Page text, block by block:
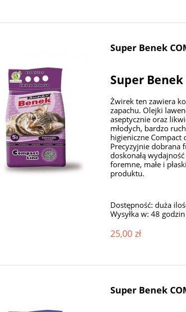
Super Benek
Super Benek
Żwirek ten zawiera
zapachu. Olejki
aseptycznie oraz
młodych, bardzo
higieniczne
Precyzyjnie dobrana
doskonałą
foremne, małe i
produktu.
Dostępność: duża
Wysyłka w: 48 godzin
25,00 zł
Super Benek